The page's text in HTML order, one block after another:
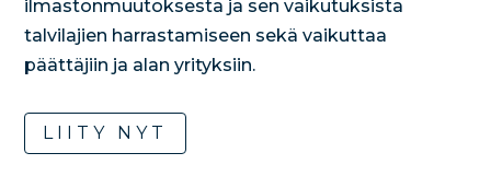
ilmastonmuutoksesta ja sen vaikutuksista
talvilajien harrastamiseen sekä vaikuttaa
päättäjiin ja alan yrityksiin.
LIITY NYT